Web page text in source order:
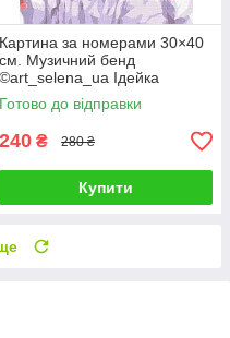
Картина за номерами 30×40
см. Музичний бенд
©art_selena_ua Ідейка
КНО8394
Готово до відправки
240 ₴ 280 ₴
Купити